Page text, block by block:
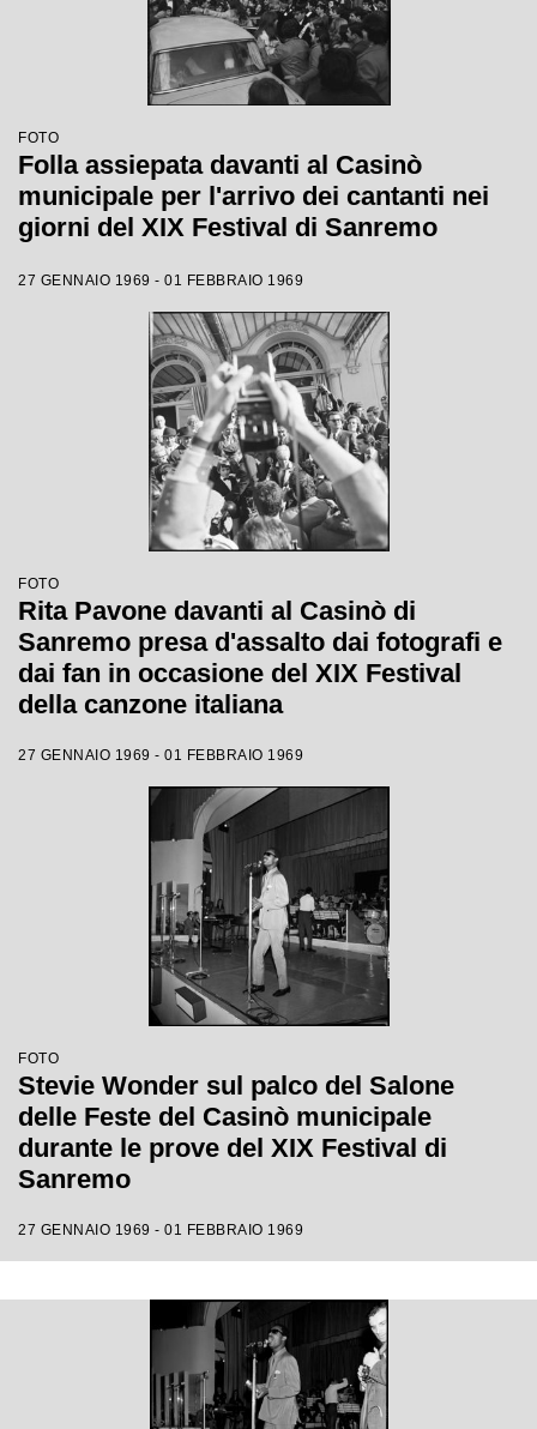
FOTO
Folla assiepata davanti al Casinò
municipale per l'arrivo dei cantanti nei
giorni del XIX Festival di Sanremo
27 GENNAIO 1969 - 01 FEBBRAIO 1969
FOTO
Rita Pavone davanti al Casinò di
Sanremo presa d'assalto dai fotografi e
dai fan in occasione del XIX Festival
della canzone italiana
27 GENNAIO 1969 - 01 FEBBRAIO 1969
FOTO
Stevie Wonder sul palco del Salone
delle Feste del Casinò municipale
durante le prove del XIX Festival di
Sanremo
27 GENNAIO 1969 - 01 FEBBRAIO 1969